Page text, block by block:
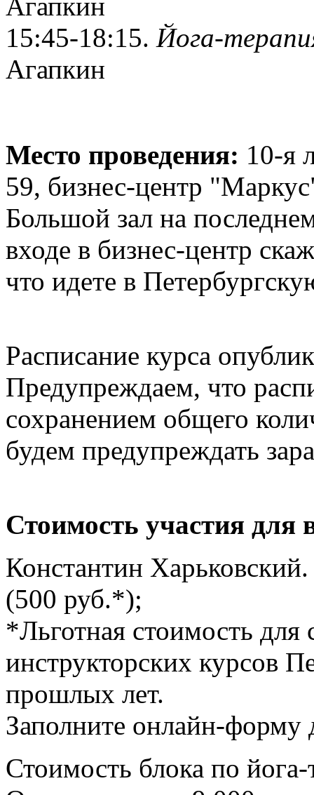
15:45-18:15. Йога-
Агапкин
Место проведения: 10-я
59, бизнес-центр
Большой зал на
входе в бизнес-центр
что идете в
Расписание курса
Предупреждаем, что
сохранением общего
будем предупреждать
Стоимость участия для
Константин
(500 руб.*);
*Льготная стоимость
инструкторских курсов
прошлых лет.
Заполните онлайн-
Стоимость блока по